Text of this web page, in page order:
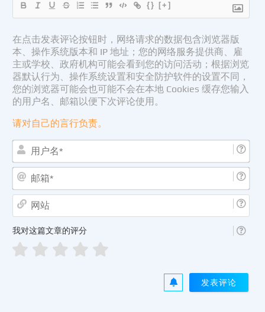
{} [+]
在点击发表评论按钮时，网络请求的数据包含浏览器版
本、操作系统版本和 IP 地址；您的网络服务提供商、雇
主或学校、政府机构可能会看到您的访问活动；根据浏览
器默认行为、操作系统设置和安全防护软件的设置不同，
您的浏览器可能会也可能不会在本地 Cookies 缓存您输入
的用户名、邮箱以便下次评论使用。
请对自己的言行负责。
用
名
邮
*
我对这篇文章的评分